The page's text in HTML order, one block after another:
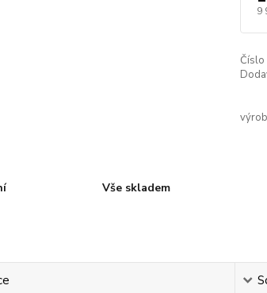
9
Číslo
Vše skladem